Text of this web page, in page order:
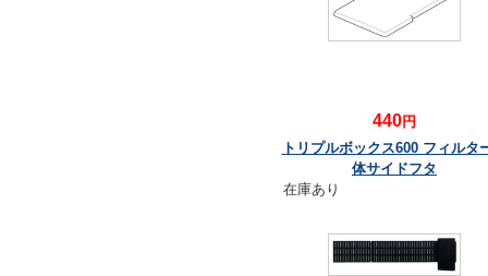
440円
トリプルボックス600 フィルタ
体サイドフタ
在庫あり